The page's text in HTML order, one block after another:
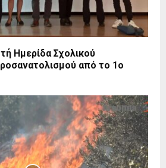
Ημερίδα Σχολικού
από το 1ο